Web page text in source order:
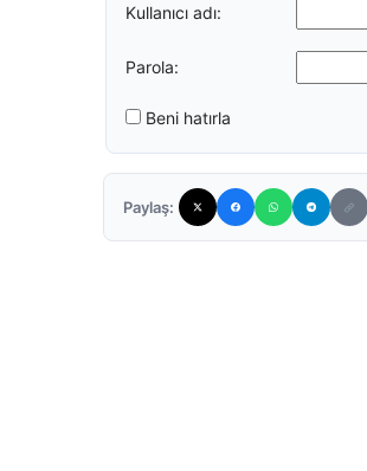
Kullanıcı adı:
Parola:
Beni hatırla
Paylaş: